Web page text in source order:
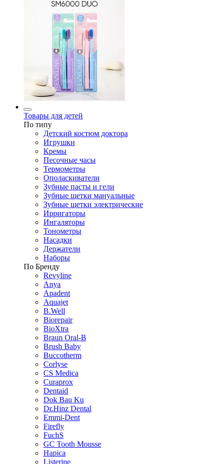
Товары для детей
По типу
Детский костюм доктора
Игрушки
Кремы
Песочные часы
Термометры
Ополаскиватели
Зубные пасты и гели
Зубные щетки мануальные
Зубные щетки электрические
Ирригаторы
Ингаляторы
Тонометры
Насадки
Держатели
Наборы
По Бренду
Revyline
Anya
Apadent
Aquajet
B.Well
Biorepair
BioXtra
Braun Oral-B
Brush Baby
Buccotherm
Corlyse
CS Medica
Curaprox
Dentaid
Dok Bau Ku
Dr.Hinz Dental
Emmi-Dent
Firefly
FuchS
GC Tooth Mousse
Hapica
Listerine